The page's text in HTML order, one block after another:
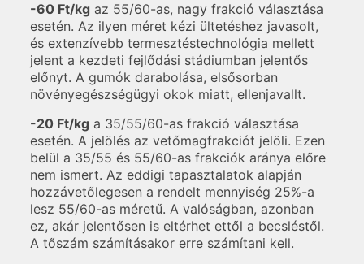
-60 Ft/kgaz 55/60-as, nagy frakció választása
esetén. Az ilyen méret kézi ültetéshez javasolt,
és extenzívebb termesztéstechnológia mellett
jelent a kezdeti fejlődási stádiumban jelentős
előnyt. A gumók darabolása, elsősorban
növényegészségügyi okok miatt, ellenjavallt.
-20 Ft/kga 35/55/60-as frakció választása
esetén. A jelölés az vetőmagfrakciót jelöli. Ezen
belül a 35/55 és 55/60-as frakciók aránya előre
nem ismert. Az eddigi tapasztalatok alapján
hozzávetőlegesen a rendelt mennyiség 25%-a
lesz 55/60-as méretű. A valóságban, azonban
ez, akár jelentősen is eltérhet ettől a becsléstől.
A tőszám számításakor erre számítani kell.